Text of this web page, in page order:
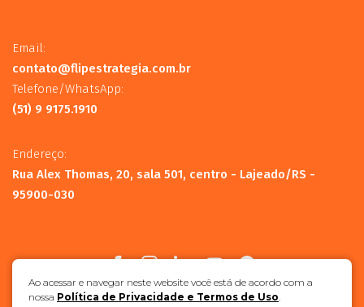
Ao acessar e navegar neste website você está de acordo com a
nossa Política de Privacidade e Termos de Uso.
Email:
contato@flipestrategia.com.br
Telefone/WhatsApp:
(51) 9 9175.1910
Endereço:
Rua Alex Thomas, 20, sala 501, centro - Lajeado/RS -
95900-030